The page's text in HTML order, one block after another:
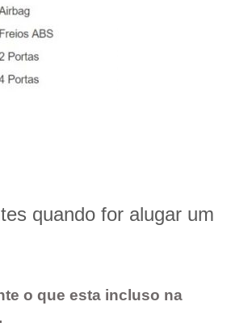
quando for alugar um
o que esta incluso na